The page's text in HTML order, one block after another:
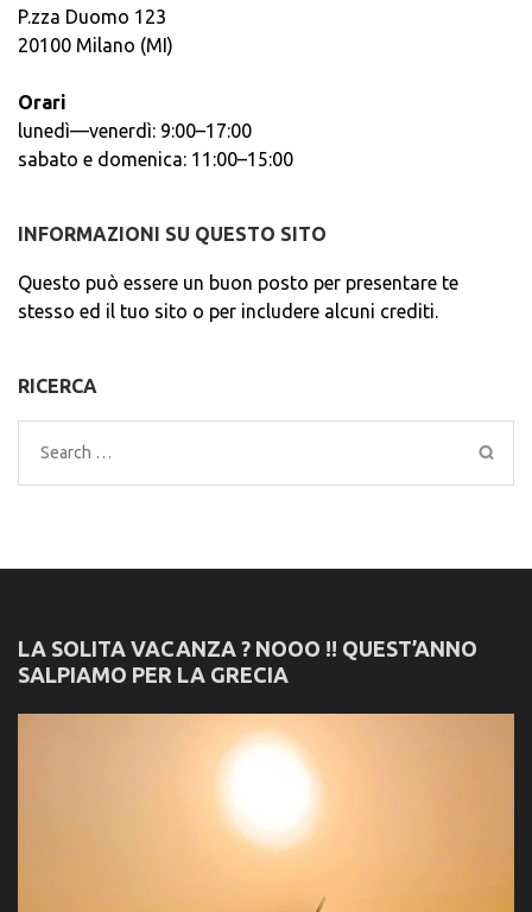
P.zza Duomo 123
20100 Milano (MI)
Orari
lunedì—venerdì: 9:00–17:00
sabato e domenica: 11:00–15:00
INFORMAZIONI SU QUESTO SITO
Questo può essere un buon posto per presentare te
stesso ed il tuo sito o per includere alcuni crediti.
RICERCA
Search
for:
LA SOLITA VACANZA ? NOOO !! QUEST’ANNO
SALPIAMO PER LA GRECIA